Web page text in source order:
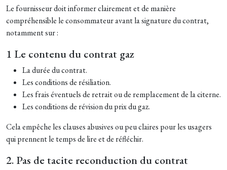
Le fournisseur doit informer clairement et de manière
compréhensible le consommateur avant la signature du contrat,
notamment sur :
1 Le contenu du contrat gaz
La durée du contrat.
Les conditions de résiliation.
Les frais éventuels de retrait ou de remplacement de la citerne.
Les conditions de révision du prix du gaz.
Cela empêche les clauses abusives ou peu claires pour les usagers
qui prennent le temps de lire et de réfléchir.
2. Pas de tacite reconduction du contrat